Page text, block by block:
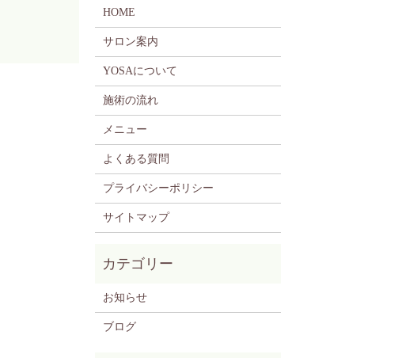
HOME
サロン案内
YOSAについて
施術の流れ
メニュー
よくある質問
プライバシーポリシー
サイトマップ
お知らせ
ブログ